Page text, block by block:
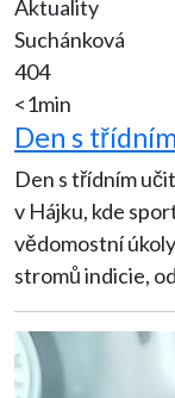
Aktuality
Suchánková
404
<1min
Den s
Den s třídním
v Hájku, kde
vědomostní úkoly. Součástí hry bylo nalézt
stromů indicie,